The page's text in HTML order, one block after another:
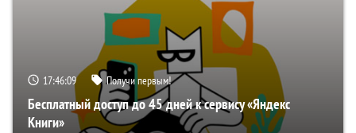
17:46:08 Получи первым!
Бесплатный доступ до 45 дней к сервису «Яндекс
Книги»